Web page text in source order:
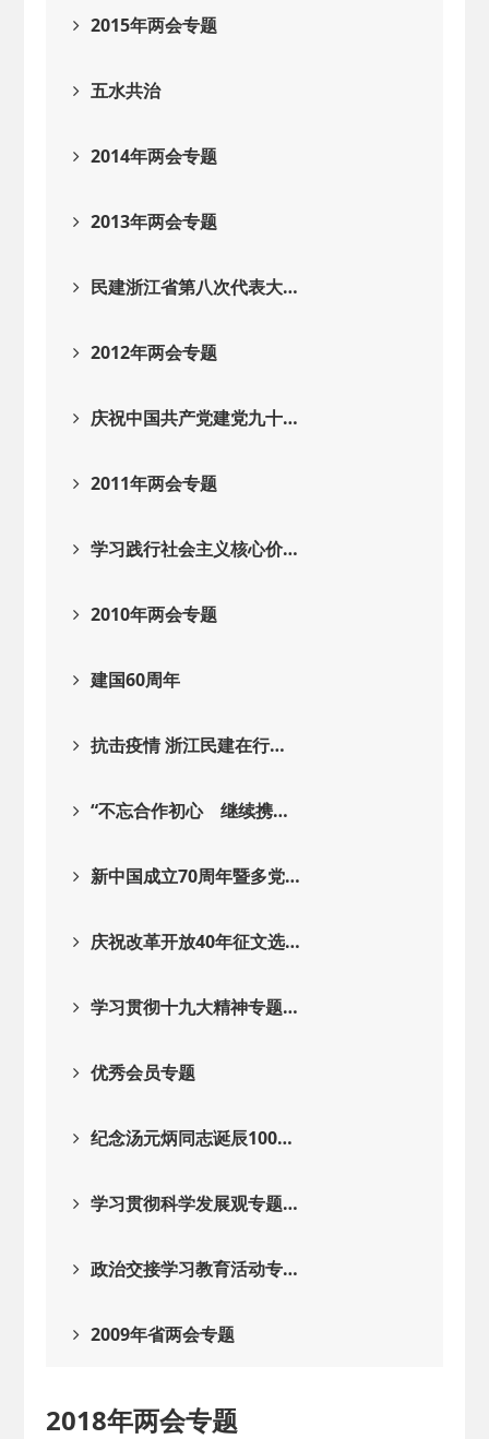
2015年两会专题
五水共治
2014年两会专题
2013年两会专题
民建浙江省第八次代表大…
2012年两会专题
庆祝中国共产党建党九十…
2011年两会专题
学习践行社会主义核心价…
2010年两会专题
建国60周年
抗击疫情 浙江民建在行…
“不忘合作初心 继续携…
新中国成立70周年暨多党…
庆祝改革开放40年征文选…
学习贯彻十九大精神专题…
优秀会员专题
纪念汤元炳同志诞辰100…
学习贯彻科学发展观专题…
政治交接学习教育活动专…
2009年省两会专题
2018年两会专题